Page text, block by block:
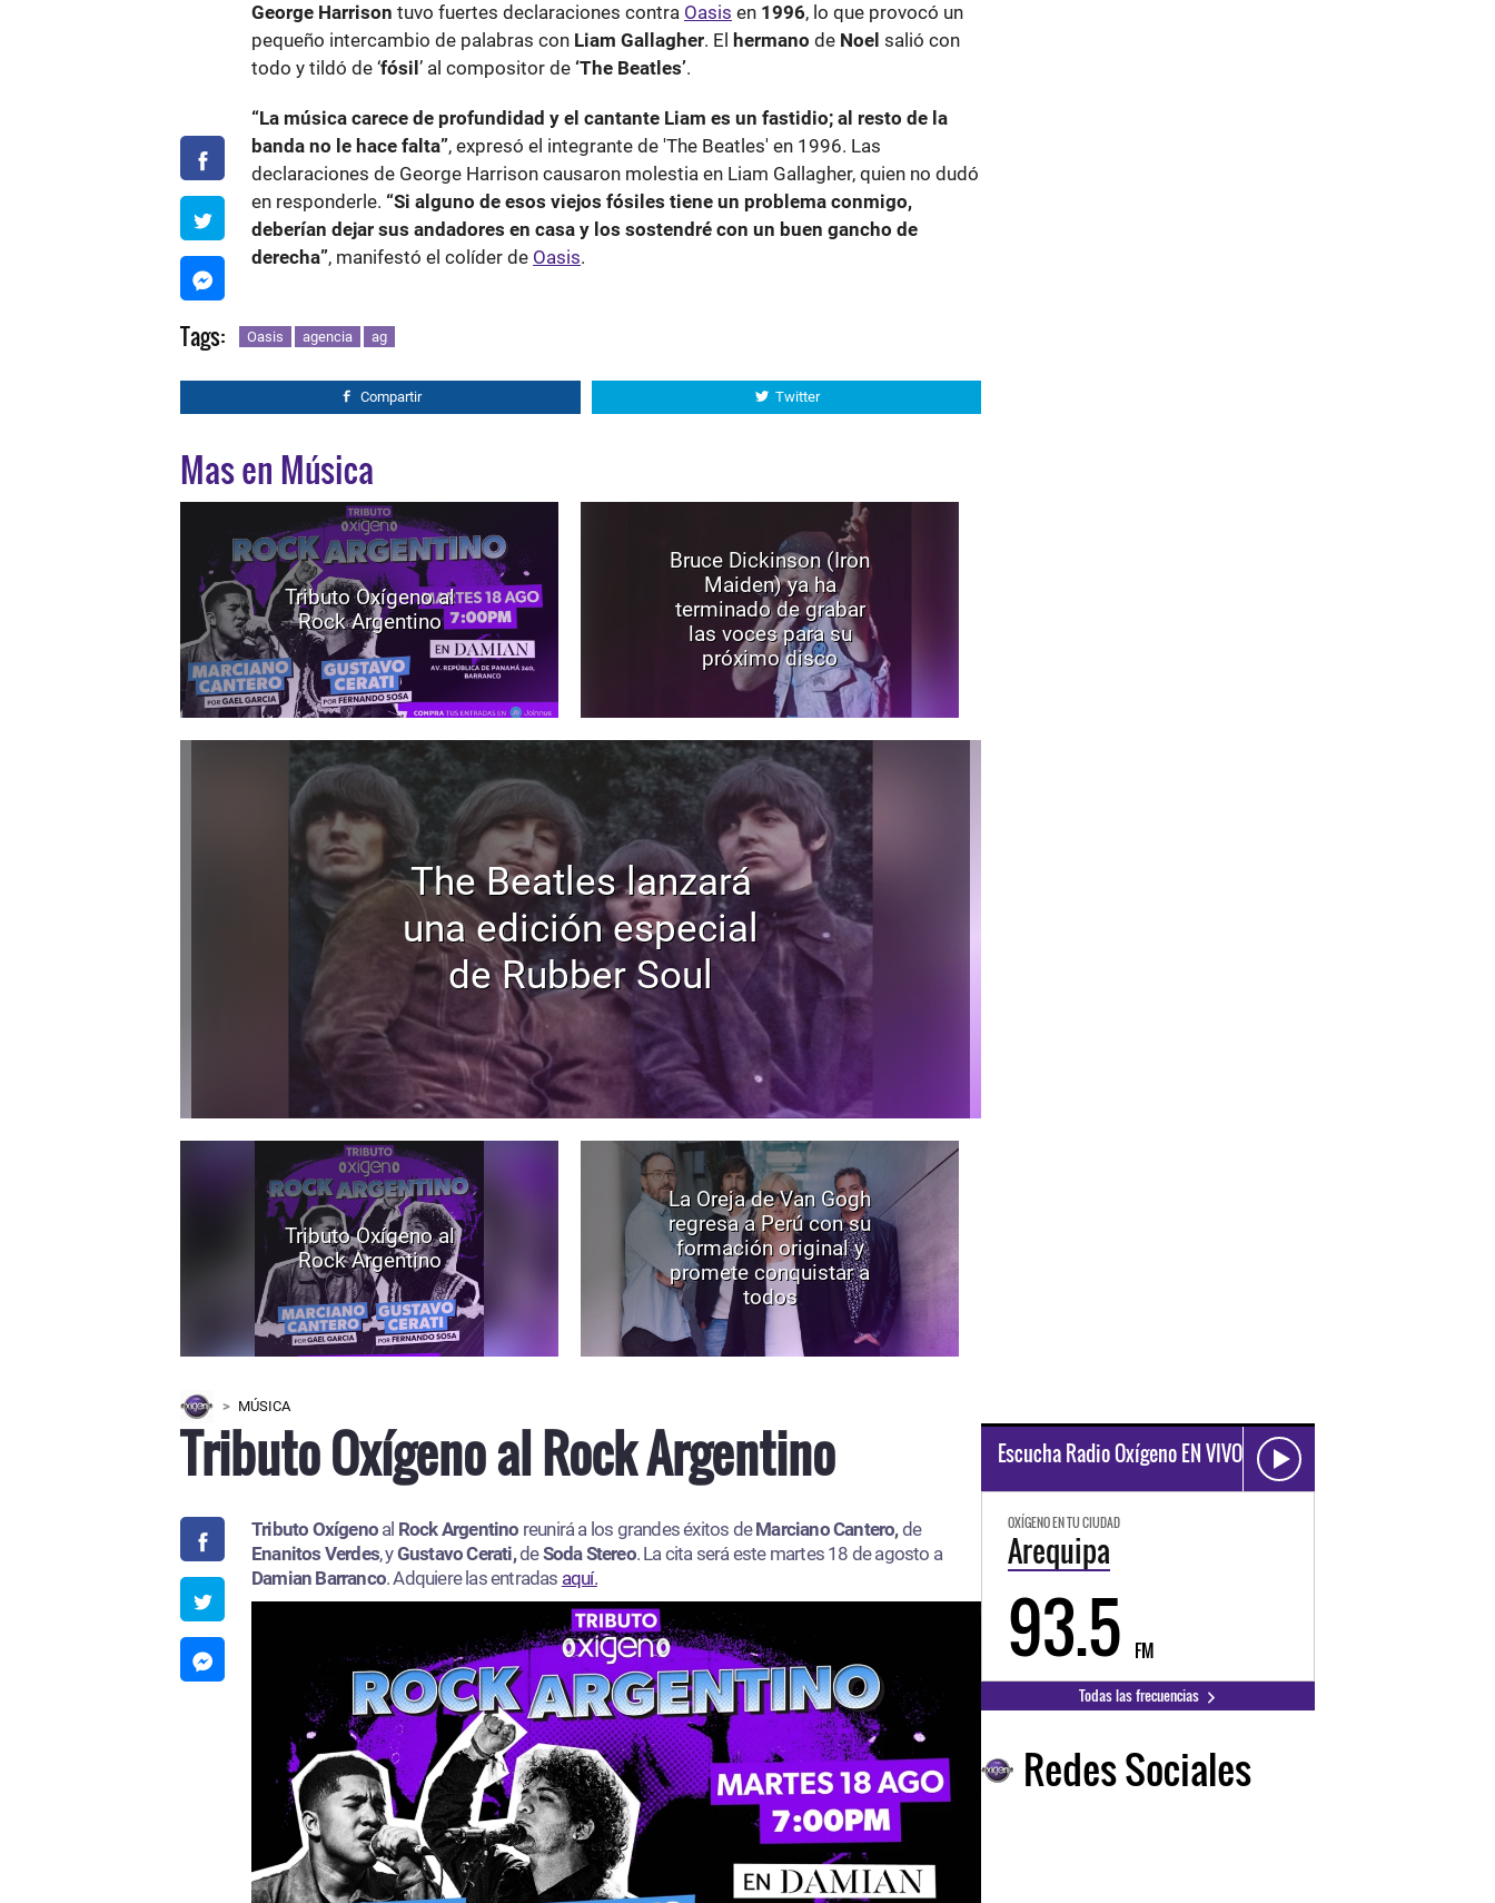
George Harrison tuvo fuertes declaraciones contra Oasis en 1996, lo que provocó un
pequeño intercambio de palabras con Liam Gallagher. El hermano de Noel salió con
todo y tildó de ‘fósil ’ al compositor de ‘The Beatles’.
“La música carece de profundidad y el cantante Liam es un fastidio; al resto de la
banda no le hace falta”, expresó el integrante de 'The Beatles' en 1996. Las
declaraciones de George Harrison causaron molestia en Liam Gallagher, quien no dudó
en responderle. “Si alguno de esos viejos fósiles tiene un problema conmigo,
deberían dejar sus andadores en casa y los sostendré con un buen gancho de
derecha”, manifestó el colíder de Oasis.
Tags: Oasis agencia ag
Compartir Twitter
Mas en Música
Tributo Oxígeno al
Rock Argentino
Bruce Dickinson (Iron
Maiden) ya ha
terminado de grabar
las voces para su
próximo disco
The Beatles lanzará
una edición especial
de Rubber Soul
Tributo Oxígeno al
Rock Argentino
La Oreja de Van Gogh
regresa a Perú con su
formación original y
promete conquistar a
todos
MÚSICA
Tributo Oxígeno al Rock Argentino
Tributo Oxígeno al Rock Argentino reunirá a los grandes éxitos deMarciano Cantero,de
Enanitos Verdes, yGustavo Cerati,deSoda Stereo. La cita será este martes 18 de agosto a
Damian Barranco. Adquiere las entradas aquí.
Escucha Radio Oxígeno EN VIVO
OXÍGENO EN TU CIUDAD
Arequipa
93.5 FM
Todas las frecuencias
Redes Sociales